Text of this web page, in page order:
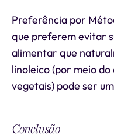
Preferência por
que preferem evitar
alimentar que
linoleico (por meio do
vegetais) pode ser
Conclusão